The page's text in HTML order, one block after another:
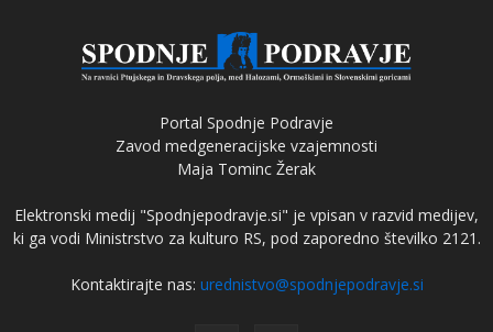
Portal Spodnje Podravje
Zavod medgeneracijske vzajemnosti
Maja Tominc Žerak
Elektronski medij "Spodnjepodravje.si" je vpisan v razvid medijev,
ki ga vodi Ministrstvo za kulturo RS, pod zaporedno številko 2121.
Kontaktirajte nas: urednistvo@spodnjepodravje.si